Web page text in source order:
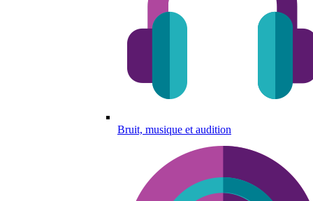
Bruit, musique et audition